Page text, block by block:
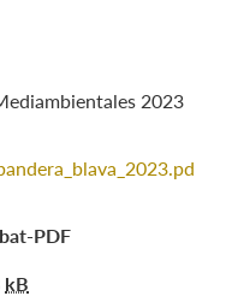
2023
PDF
kB